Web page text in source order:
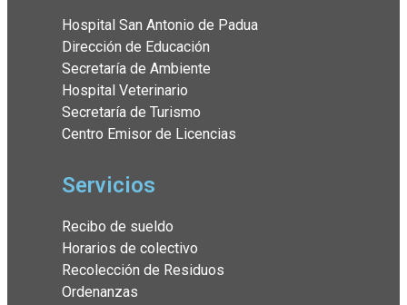
Hospital San Antonio de Padua
Dirección de Educación
Secretaría de Ambiente
Hospital Veterinario
Secretaría de Turismo
Centro Emisor de Licencias
Servicios
Recibo de sueldo
Horarios de colectivo
Recolección de Residuos
Ordenanzas